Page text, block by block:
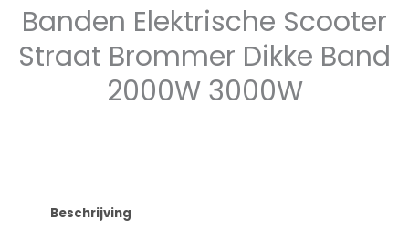
Banden Elektrische Scooter
Straat Brommer Dikke Band
2000W 3000W
Beschrijving